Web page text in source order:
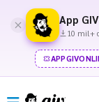
App
10 mil+